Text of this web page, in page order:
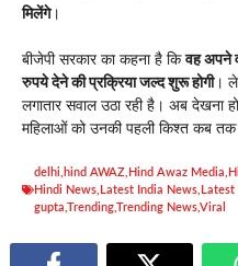
मिलेंगे।
बीजेपी सरकार का कहना है किवह अपने
रुपये देने की प्रक्रिया जल्द शुरू होगी।
लगातार सवाल उठा रही है। अब देखना
महिलाओं को उनकी पहली किश्त कब तक
delhi hind AWAZ Hind Awaz Media
Hindi News Latest India News
gupta TrendingTrending NewsViral